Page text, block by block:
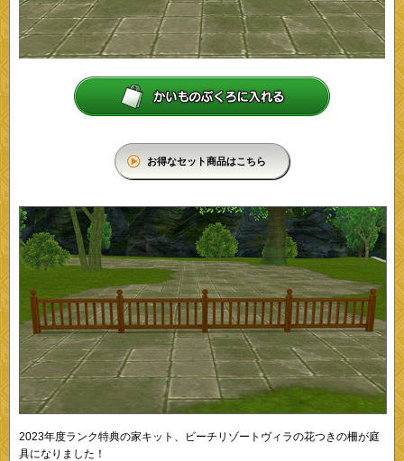
お得なセット商品はこちら
2023年度ランク特典の家キット、ビーチリゾートヴィラの花つきの柵が庭
具になりました！